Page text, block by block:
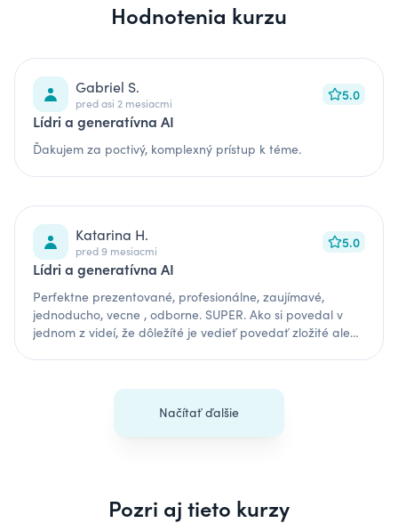
Hodnotenia kurzu
Gabriel S.
pred asi 2 mesiacmi 5.0
Lídri a generatívna AI
Ďakujem za poctivý, komplexný prístup k téme.
Katarina H.
pred 9 mesiacmi 5.0
Lídri a generatívna AI
Perfektne prezentované, profesionálne, zaujímavé,
jednoducho, vecne , odborne. SUPER. Ako si povedal v
jednom z videí, že dôležíté je vedieť povedať zložité alebo
Načítať ďalšie
Pozri aj tieto kurzy